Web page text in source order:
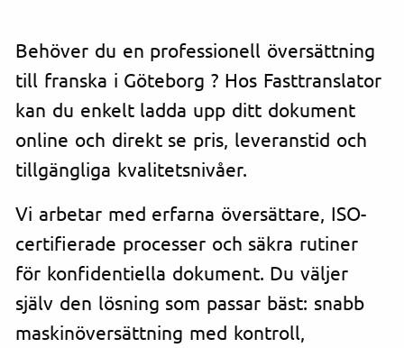
Behöver du en professionell översättning
till franska i Göteborg ? Hos Fasttranslator
kan du enkelt ladda upp ditt dokument
online och direkt se pris, leveranstid och
tillgängliga kvalitetsnivåer.
Vi arbetar med erfarna översättare, ISO-
certifierade processer och säkra rutiner
för konfidentiella dokument. Du väljer
själv den lösning som passar bäst: snabb
maskinöversättning med kontroll,